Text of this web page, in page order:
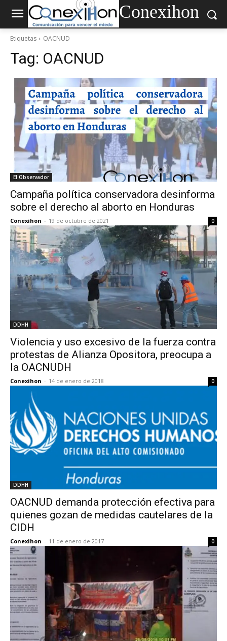
Conexihon
Etiquetas OACNUD
Tag: OACNUD
El Observador
Campaña política conservadora desinforma
sobre el derecho al aborto en Honduras
Conexihon - 19 de octubre de 2021 0
DDHH
Violencia y uso excesivo de la fuerza contra
protestas de Alianza Opositora, preocupa a
la OACNUDH
Conexihon - 14 de enero de 2018 0
DDHH
OACNUD demanda protección efectiva para
quienes gozan de medidas cautelares de la
CIDH
Conexihon - 11 de enero de 2017 0